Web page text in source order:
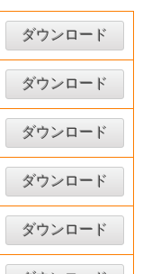
ダウンロード
ダウンロード
ダウンロード
ダウンロード
ダウンロード